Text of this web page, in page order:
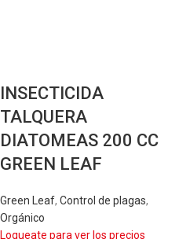
INSECTICIDA
TALQUERA
DIATOMEAS 200 CC
GREEN LEAF
Green Leaf, Control de plagas,
Orgánico
Logueate para ver los precios